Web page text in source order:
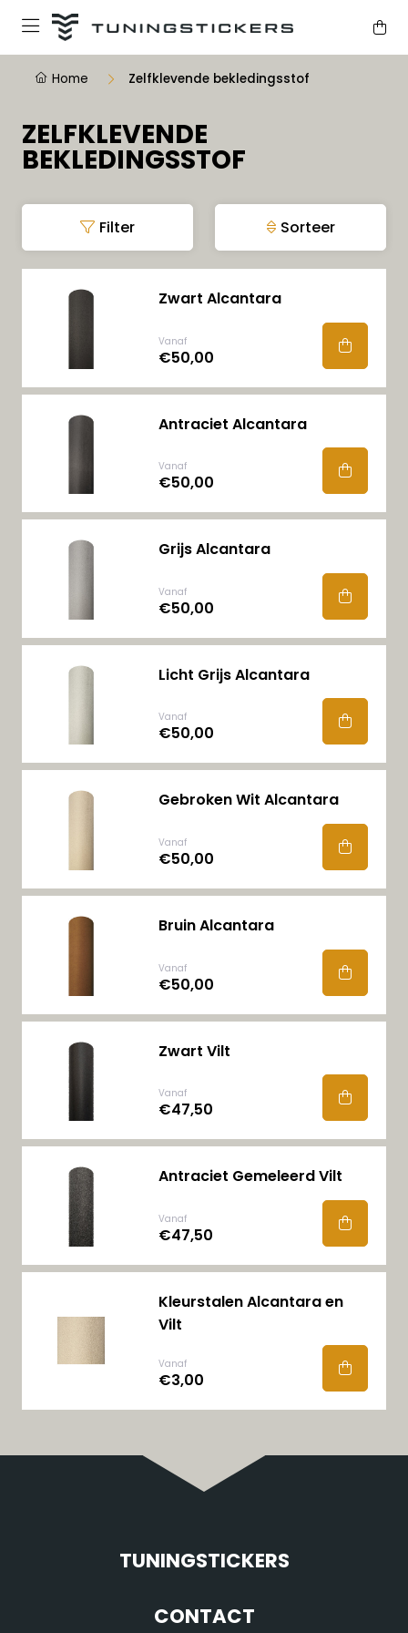
Home Zelfklevende bekledingsstof
ZELFKLEVENDE
BEKLEDINGSSTOF
Filter Sorteer
Zwart Alcantara
Vanaf
€50,00
Antraciet Alcantara
Vanaf
€50,00
Grijs Alcantara
Vanaf
€50,00
Licht Grijs Alcantara
Vanaf
€50,00
Gebroken Wit Alcantara
Vanaf
€50,00
Bruin Alcantara
Vanaf
€50,00
Zwart Vilt
Vanaf
€47,50
Antraciet Gemeleerd Vilt
Vanaf
€47,50
Kleurstalen Alcantara en
Vilt
Vanaf
€3,00
TUNINGSTICKERS
CONTACT